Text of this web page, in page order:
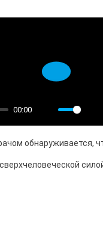
00:00
обнаруживается,